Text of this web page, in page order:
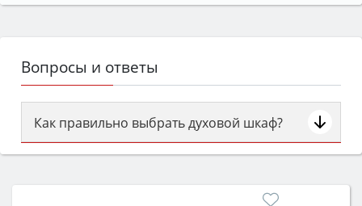
Вопросы и ответы
Как правильно выбрать духовой шкаф?
Сначала определитесь с типом (газовый или
затем смотрите на объём 50–70 л для семьи,